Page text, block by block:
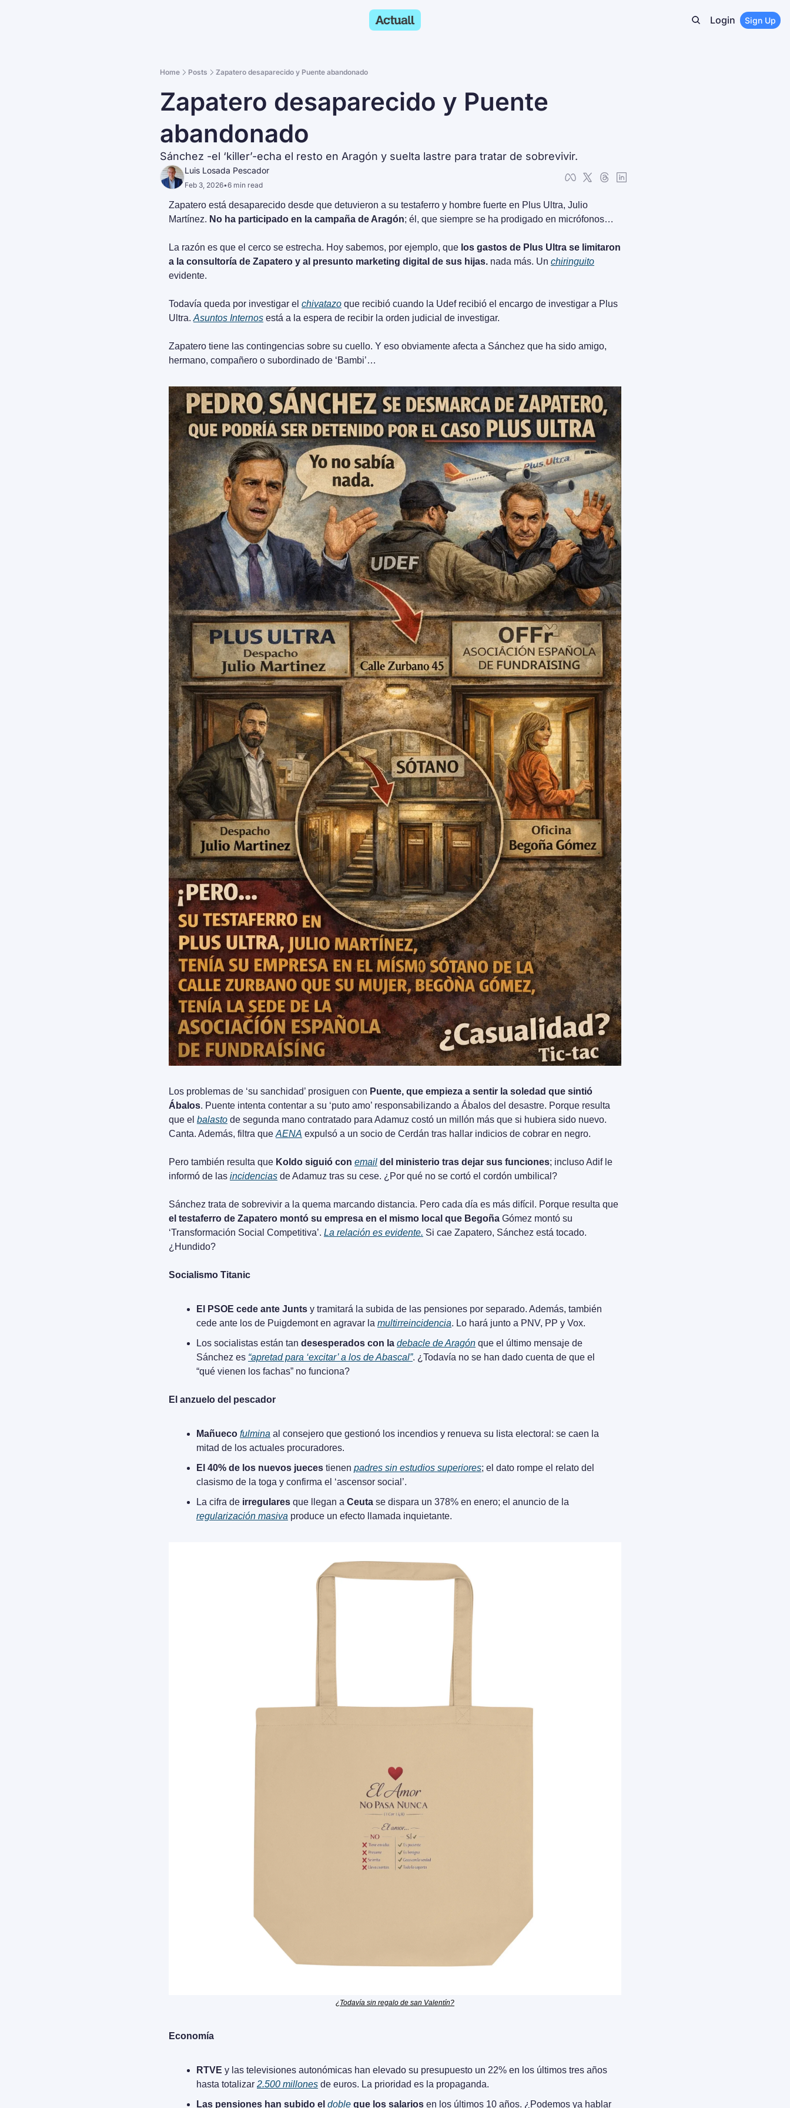
Login Sign Up
Home Posts Zapatero desaparecido y Puente abandonado
Zapatero desaparecido y Puente
abandonado
Sánchez -el ‘killer’-echa el resto en Aragón y suelta lastre para tratar de sobrevivir.
Luis Losada Pescador
Feb 3, 2026•6 min read
Zapatero está desaparecido desde que detuvieron a su testaferro y hombre fuerte en Plus Ultra, Julio
Martínez. No ha participado en la campaña de Aragón; él, que siempre se ha prodigado en micrófonos…
La razón es que el cerco se estrecha. Hoy sabemos, por ejemplo, que los gastos de Plus Ultra se limitaron
a la consultoría de Zapatero y al presunto marketing digital de sus hijas. nada más. Un chiringuito
evidente.
Todavía queda por investigar el chivatazo que recibió cuando la Udef recibió el encargo de investigar a Plus
Ultra. Asuntos Internos está a la espera de recibir la orden judicial de investigar.
Zapatero tiene las contingencias sobre su cuello. Y eso obviamente afecta a Sánchez que ha sido amigo,
hermano, compañero o subordinado de ‘Bambi’…
Los problemas de ‘su sanchidad’ prosiguen con Puente, que empieza a sentir la soledad que sintió
Ábalos. Puente intenta contentar a su ‘puto amo’ responsabilizando a Ábalos del desastre. Porque resulta
que el balasto de segunda mano contratado para Adamuz costó un millón más que si hubiera sido nuevo.
Canta. Además, filtra que AENA expulsó a un socio de Cerdán tras hallar indicios de cobrar en negro.
Pero también resulta que Koldo siguió con email del ministerio tras dejar sus funciones; incluso Adif le
informó de las incidencias de Adamuz tras su cese. ¿Por qué no se cortó el cordón umbilical?
el testaferro de Zapatero montó su empresa en el mismo local que Begoña Gómez montó su
‘Transformación Social Competitiva’. La relación es evidente. Si cae Zapatero, Sánchez está tocado.
¿Hundido?
Socialismo Titanic
El PSOE cede ante Junts y tramitará la subida de las pensiones por separado. Además, también
cede ante los de Puigdemont en agravar la multirreincidencia. Lo hará junto a PNV, PP y Vox.
Los socialistas están tan desesperados con la debacle de Aragón que el último mensaje de
Sánchez es “apretad para ‘excitar’ a los de Abascal”. ¿Todavía no se han dado cuenta de que el
“qué vienen los fachas” no funciona?
El anzuelo del pescador
Mañueco fulmina al consejero que gestionó los incendios y renueva su lista electoral: se caen la
mitad de los actuales procuradores.
El 40% de los nuevos jueces tienen padres sin estudios superiores; el dato rompe el relato del
clasismo de la toga y confirma el ‘ascensor social’.
La cifra de irregulares que llegan a Ceuta
regularización masiva produce un efecto llamada inquietante.
¿Todavía sin regalo de san Valentín?
Economía
RTVE y las televisiones autonómicas han elevado su presupuesto un 22% en los últimos tres años
hasta totalizar 2.500 millones de euros. La prioridad es la propaganda.
Las pensiones han subido el doble que los salarios en los últimos 10 años. ¿Podemos ya hablar